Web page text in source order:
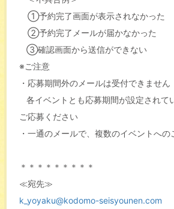
①予約完了画面が表示されなかった
②予約完了メールが届かなかった
③確認画面から送信ができない
※ご注意
・応募期間外のメールは受付できません
各イベントとも応募期間が設定されて
ご応募ください
・一通のメールで、複数のイベントへ
＊＊＊＊＊＊＊＊＊
≪宛先≫
k_yoyaku@kodomo-seisyounen.com